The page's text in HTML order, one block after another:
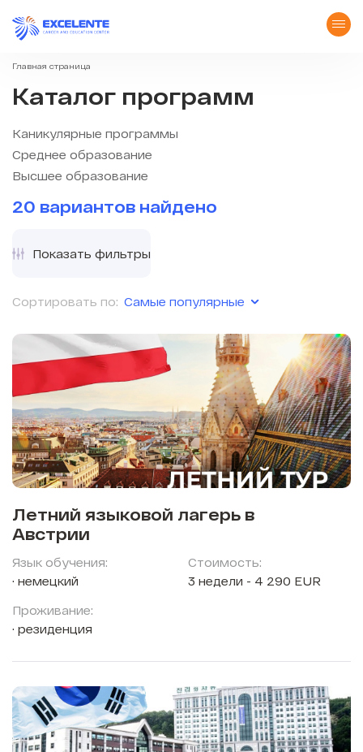
Главная страница
Каталог программ
Каникулярные программы
Среднее образование
Высшее образование
20 вариантов найдено
Сортировать по: Самые популярные
Показать фильтры
Летний языковой лагерь в
Австрии
Язык обучения:
немецкий
Проживание:
резиденция
Стоимость:
3 недели - 4 290 EUR